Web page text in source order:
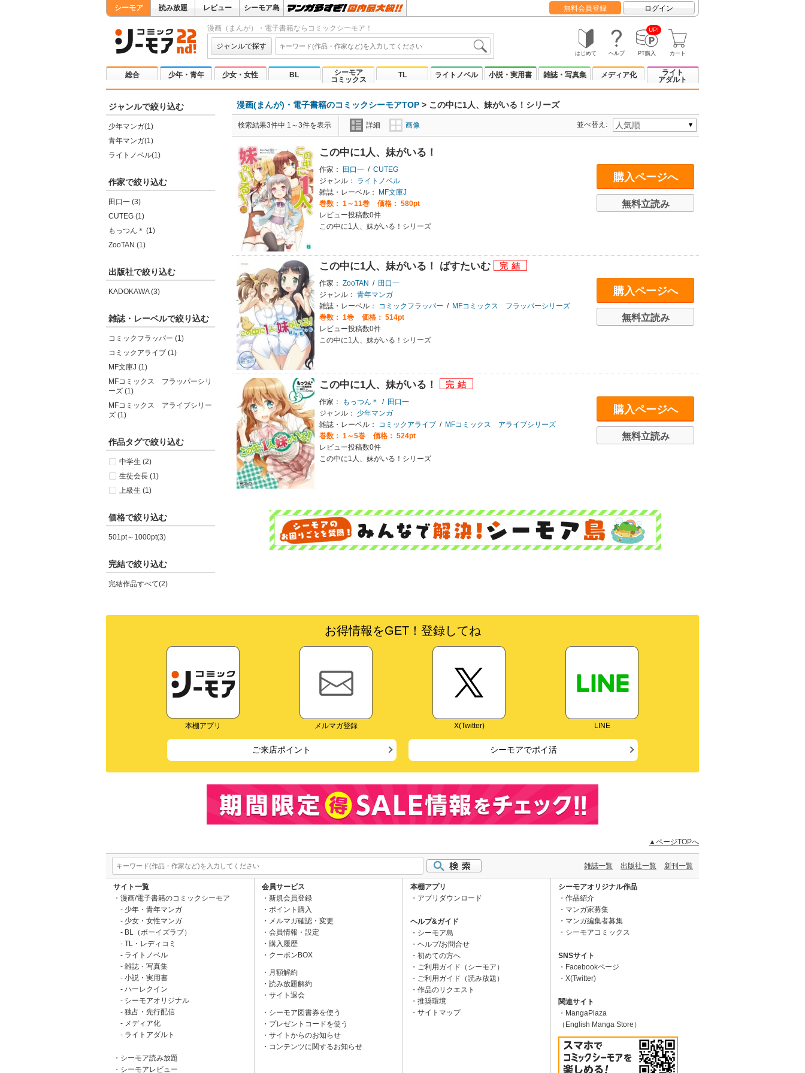
シーモア 読み放題 レビュー シーモア島 無料会員登録 ログイン
漫画（まんが）・電子書籍ならコミックシーモア！
ジャンルで探す
はじめて ヘルプ
UP!
PT購入 カート
総合 少年・青年 少女・女性 BL
シーモア
コミックス
TL ライトノベル 小説・実用書 雑誌・写真集 メディア化
ライト
アダルト
ジャンルで絞り込む
少年マンガ(1)
青年マンガ(1)
ライトノベル(1)
作家で絞り込む
田口一 (3)
CUTEG (1)
もっつん＊ (1)
ZooTAN (1)
出版社で絞り込む
KADOKAWA (3)
雑誌・レーベルで絞り込む
コミックフラッパー (1)
コミックアライブ (1)
MF文庫J (1)
MFコミックス フラッパーシリ
ーズ (1)
MFコミックス アライブシリー
ズ (1)
作品タグで絞り込む
中学生 (2)
生徒会長 (1)
上級生 (1)
価格で絞り込む
501pt～1000pt(3)
完結で絞り込む
完結作品すべて(2)
漫画(まんが)・電子書籍のコミックシーモアTOP > この中に1人、妹がいる！シリーズ
検索結果3件中 1～3件を表示 詳細 画像 並べ替え:
この中に1人、妹がいる！
作家： 田口一 / CUTEG
ジャンル：
ライトノベル
雑誌・レーベル：
MF文庫J
巻数： 1～11巻
価格： 580pt
レビュー投稿数0件
この中に1人、妹がいる！シリーズ
購入ページへ
無料立読み
この中に1人、妹がいる！ ばすたいむ
作家： ZooTAN /
田口一
ジャンル： 青年マンガ
雑誌・レーベル：
コミックフラッパー /
MFコミックス フラッパーシリーズ
巻数： 1巻
価格： 514pt
レビュー投稿数0件
この中に1人、妹がいる！シリーズ
購入ページへ
無料立読み
この中に1人、妹がいる！
作家： もっつん＊ / 田口一
ジャンル：
少年マンガ
雑誌・レーベル：
コミックアライブ / MFコミックス アライブシリーズ
巻数： 1～5巻
価格： 524pt
レビュー投稿数0件
この中に1人、妹がいる！シリーズ
購入ページへ
無料立読み
お得情報をGET！登録してね
本棚アプリ メルマガ登録 X(Twitter) LINE
ご来店ポイント シーモアでポイ活
▲ページTOPへ
雑誌一覧 出版社一覧 新刊一覧
サイト一覧
漫画/電子書籍のコミックシーモア
少年・青年マンガ
少女・女性マンガ
BL（ボーイズラブ）
TL・レディコミ
ライトノベル
雑誌・写真集
小説・実用書
ハーレクイン
シーモアオリジナル
独占・先行配信
メディア化
ライトアダルト
シーモア読み放題
シーモアレビュー
会員サービス
新規会員登録
ポイント購入
メルマガ確認・変更
会員情報・設定
購入履歴
クーポンBOX
月額解約
読み放題解約
サイト退会
シーモア図書券を使う
プレゼントコードを使う
サイトからのお知らせ
コンテンツに関するお知らせ
本棚アプリ
アプリダウンロード
ヘルプ&ガイド
シーモア島
ヘルプ/お問合せ
初めての方へ
ご利用ガイド（シーモア）
ご利用ガイド（読み放題）
作品のリクエスト
推奨環境
サイトマップ
シーモアオリジナル作品
作品紹介
マンガ家募集
マンガ編集者募集
シーモアコミックス
SNSサイト
Facebookページ
X(Twitter)
関連サイト
MangaPlaza
（English Manga Store）